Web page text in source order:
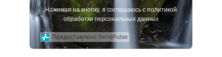
Нажимая на кнопку, я соглашаюсь с политикой
обработки персональных данных
Предоставлено SendPulse